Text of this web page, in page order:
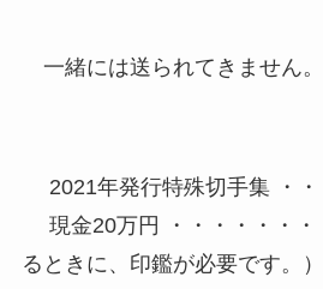
一緒には送られてきません。
2021年発行特殊切手集 ・・
現金20万円 ・・・・・・・
るときに、印鑑が必要です。）